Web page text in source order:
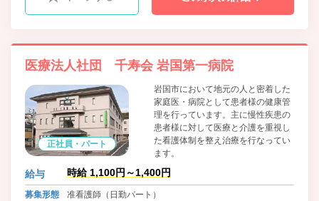
医療法人社団 千寿会 岩国第一病院
正社員・パート
岩国市において地元の人と密着した
家庭医・病院として患者様の健康管
理を行っています。主に慢性疾患の
患者様に対して医療と介護を重視し
た看護体制を整え治療を行なってい
ます。
給与 時給 1,100円～1,400円
募集形態
准看護師（日勤パート）